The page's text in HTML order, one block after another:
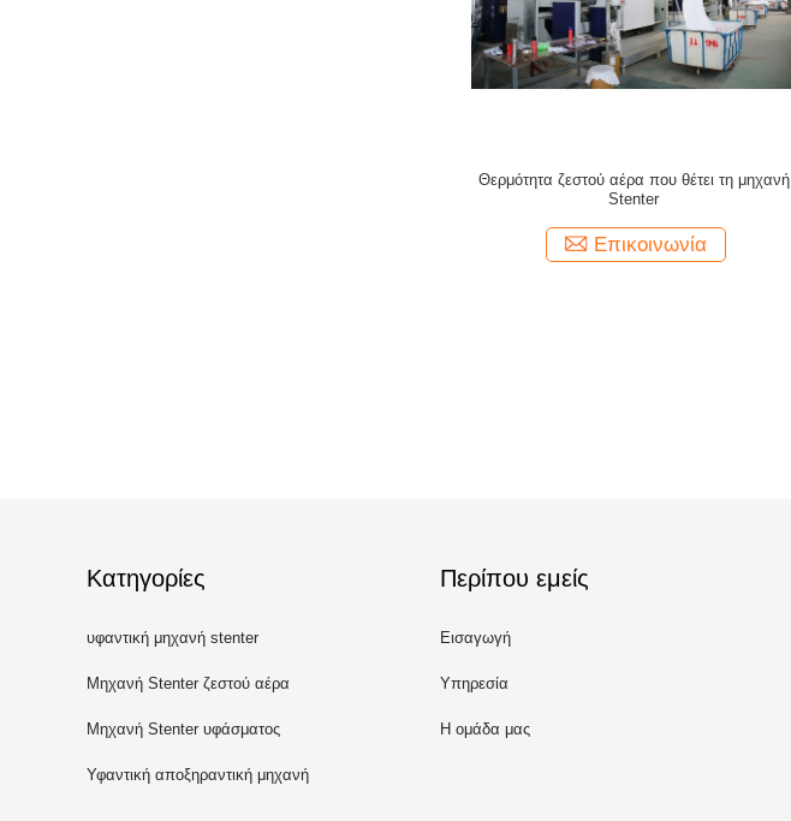
Θερμότητα ζεστού αέρα που θέτει τη μηχανή
Stenter
Επικοινωνία
Κατηγορίες
υφαντική μηχανή stenter
Μηχανή Stenter ζεστού αέρα
Μηχανή Stenter υφάσματος
Υφαντική αποξηραντική μηχανή
Περίπου εμείς
Εισαγωγή
Υπηρεσία
Η ομάδα μας